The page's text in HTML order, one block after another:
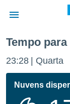
da
foi
Tempo
23:28 Quarta
Nuvens